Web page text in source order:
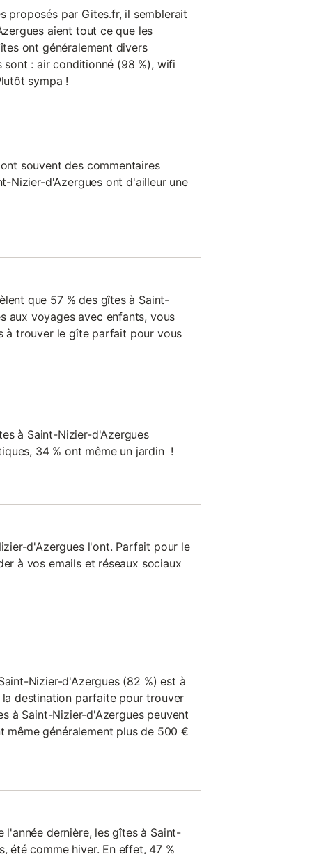
proposés par Gites.fr, il semblerait
aient tout ce que les
ont généralement divers
sont : air conditionné (98 %), wifi
sympa !
souvent des commentaires
Nizier-d'Azergues ont d'ailleur une
que 57 % des gîtes à Saint-
aux voyages avec enfants, vous
à trouver le gîte parfait pour vous
à Saint-Nizier-d'Azergues
34 % ont même un jardin !
d'Azergues l'ont. Parfait pour le
à vos emails et réseaux sociaux
Nizier-d'Azergues (82 %) est à
destination parfaite pour trouver
à Saint-Nizier-d'Azergues peuvent
même généralement plus de 500 €
l'année dernière, les gîtes à Saint-
été comme hiver. En effet, 47 %